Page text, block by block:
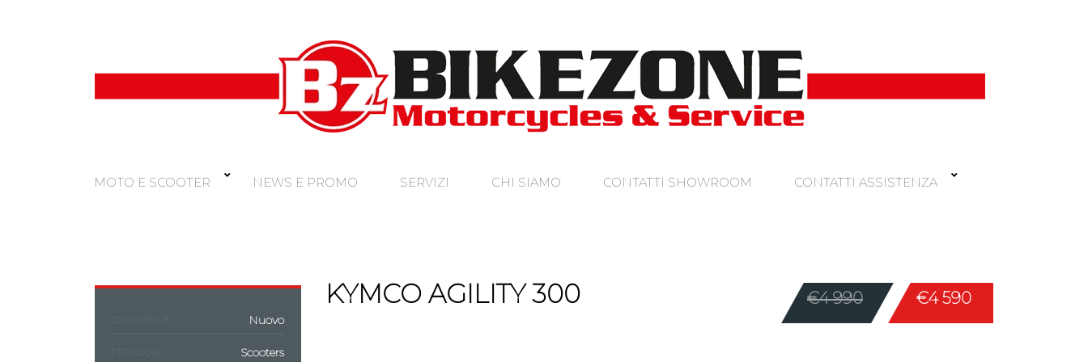
MOTO E SCOOTER NEWS E PROMO SERVIZI CHI SIAMO CONTATTI SHOWROOM CONTATTI ASSISTENZA
€4 990 €4 590
KYMCO AGILITY 300
Nuovo
Scooters